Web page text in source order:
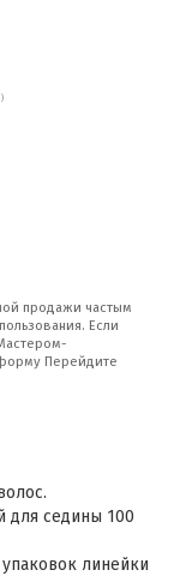
продажи частым
Если
Перейдите
для седины 100
линейки